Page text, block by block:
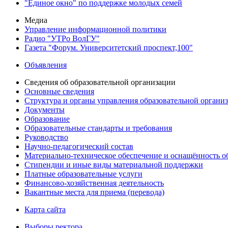
"Единое окно" по поддержке молодых семей
Медиа
Управление информационной политики
Радио "УТРо ВолГУ"
Газета "Форум. Университетский проспект,100"
Объявления
Сведения об образовательной организации
Основные сведения
Структура и органы управления образовательной
Документы
Образование
Образовательные стандарты и требования
Руководство
Научно-педагогический состав
Материально-техническое обеспечение и оснащённость
Стипендии и иные виды материальной поддержки
Платные образовательные услуги
Финансово-хозяйственная деятельность
Вакантные места для приема (перевода)
Карта сайта